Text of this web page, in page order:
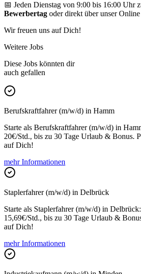
📅 Jeden Dienstag von 9:00 bis 16:00 Uhr
Bewerbertag oder direkt über unser
Wir freuen uns auf Dich!
Weitere Jobs
Diese Jobs könnten dir
auch gefallen
Berufskraftfahrer (m/w/d) in Hamm
Starte als Berufskraftfahrer (m/w/d) in
20€/Std., bis zu 30 Tage Urlaub & Bonus.
auf Dich!
mehr Informationen
Staplerfahrer (m/w/d) in Delbrück
Starte als Staplerfahrer (m/w/d) in
15,69€/Std., bis zu 30 Tage Urlaub &
auf Dich!
mehr Informationen